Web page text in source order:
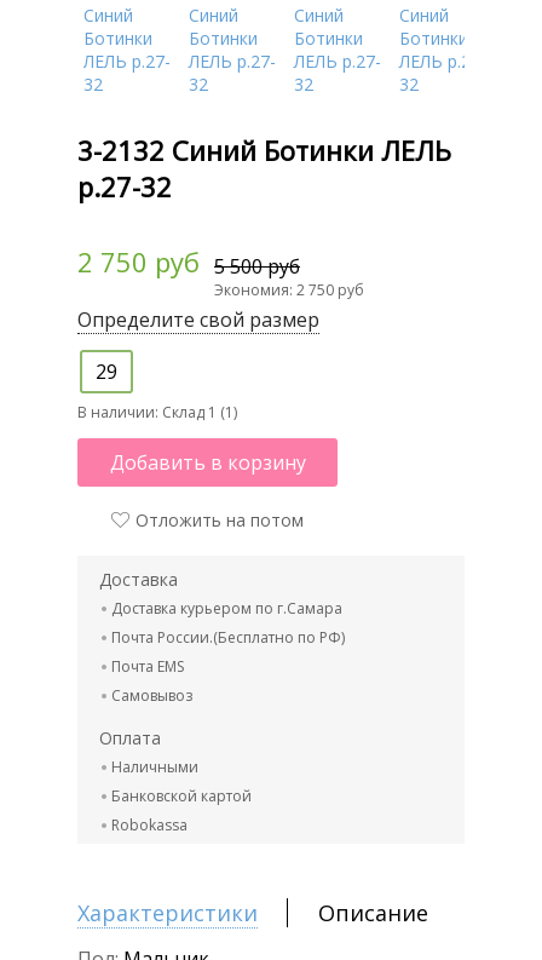
3-2132 Синий Ботинки ЛЕЛЬ
р.27-32
2 750 руб 5 500 руб
Экономия: 2 750 руб
Определите свой размер
29
В наличии: Склад 1 (1)
Добавить в корзину
Отложить на потом
Доставка
Доставка курьером по г.Самара
Почта России.(Бесплатно по РФ)
Почта EMS
Самовывоз
Оплата
Наличными
Банковской картой
Robokassa
Характеристики Описание